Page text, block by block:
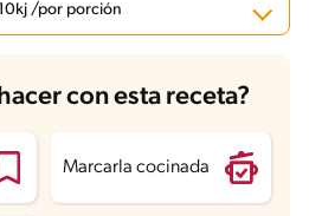
/por porción
67.7 g
0.7 g
con esta receta?
Marcarla cocinada